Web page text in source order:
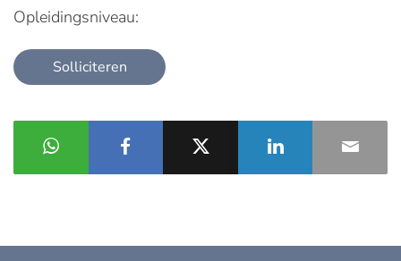
Opleidingsniveau:
Solliciteren